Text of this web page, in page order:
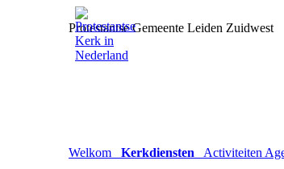
Protestantse Gemeente Leiden Zuidwest
Welkom Kerkdiensten Activiteiten